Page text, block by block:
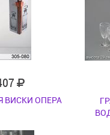
ВИСКИ ОПЕРА